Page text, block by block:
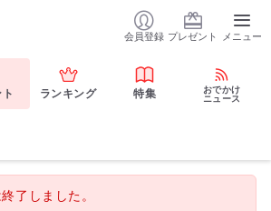
会員登録 プレゼント メニュー
ランキング 特集
おでかけ
ニュース
了しました。